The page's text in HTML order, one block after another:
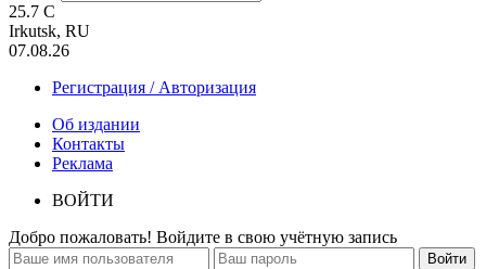
25.7 C
Irkutsk, RU
07.08.26
Регистрация / Авторизация
Об издании
Контакты
Реклама
ВОЙТИ
Добро пожаловать! Войдите в свою учётную запись